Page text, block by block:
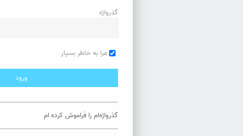
گذرواژه
مرا به خاطر بسپار
گذرواژه‌ام را فراموش کرده ام